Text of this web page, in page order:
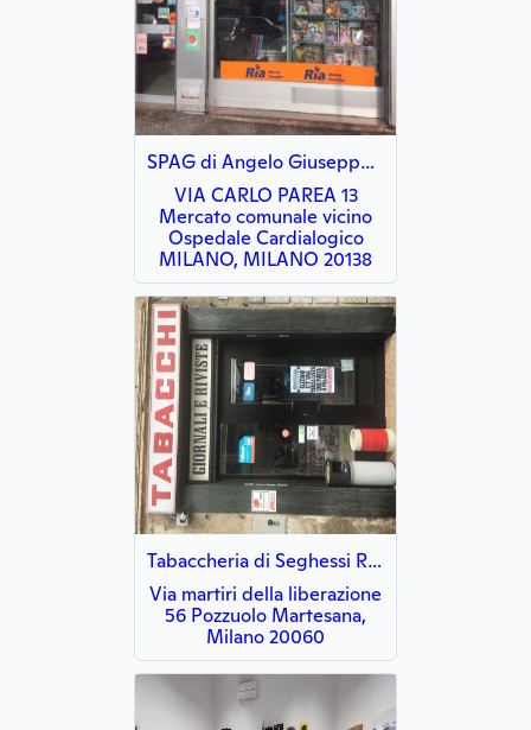
SPAG di Angelo Giuseppe Sucapuca Palomino
VIA CARLO PAREA 13
Mercato comunale vicino
Ospedale Cardialogico
MILANO, MILANO 20138
Tabaccheria di Seghessi Roberto
Via martiri della liberazione
56 Pozzuolo Martesana,
Milano 20060